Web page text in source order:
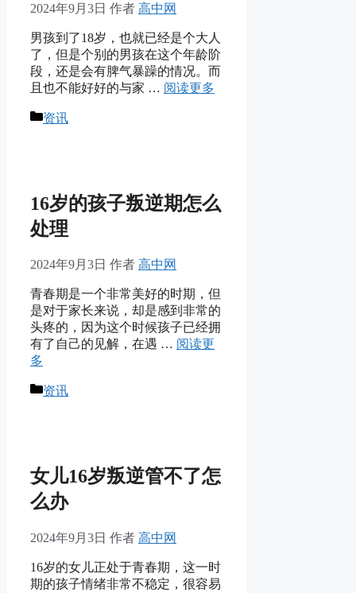
2024年9月3日 作者 高中网
男孩到了18岁，也就已经是个大人
了，但是个别的男孩在这个年龄阶
段，还是会有脾气暴躁的情况。而
且也不能好好的与家 … 阅读更多
分
资讯
16岁的孩子叛逆期怎么
处理
2024年9月3日 作者 高中网
青春期是一个非常美好的时期，但
是对于家长来说，却是感到非常的
头疼的，因为这个时候孩子已经拥
有了自己的见解，在遇 … 阅读更
多
分
资讯
女儿16岁叛逆管不了怎
么办
2024年9月3日 作者 高中网
16岁的女儿正处于青春期，这一时
期的孩子情绪非常不稳定，很容易